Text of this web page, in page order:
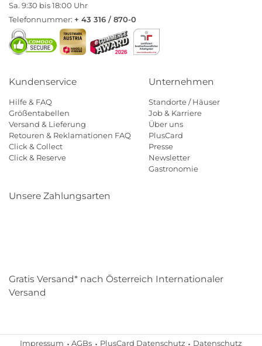
Sa. 9:30 bis 18:00 Uhr
Telefonnummer: + 43 316 / 870-0
Kundenservice
Hilfe & FAQ
Größentabellen
Versand & Lieferung
Retouren & Reklamationen FAQ
Click & Collect
Click & Reserve
Unternehmen
Standorte / Häuser
Job & Karriere
Über uns
PlusCard
Presse
Newsletter
Gastronomie
Unsere Zahlungsarten
Gratis Versand* nach Österreich Internationaler
Versand
Impressum AGBs PlusCard Datenschutz Datenschutz